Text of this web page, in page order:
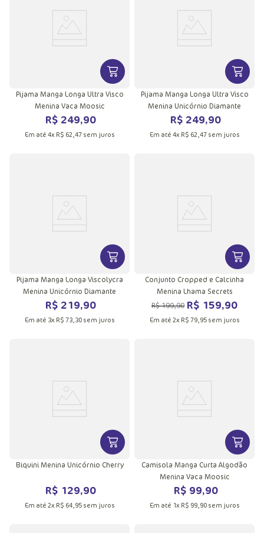
VER MAIS INFORMAÇÕES DO
Pijama Manga Longa Ultra Visco
Menina Vaca Moosic
R$ 249,90
Em até 4x R$ 62,47sem juros
VER
Pijama Manga Longa Ultra Visco
Menina Unicórnio Diamante
R$ 249,90
Em até 4x R$ 62,47sem juros
VER MAIS INFORMAÇÕES DO
Pijama Manga Longa Viscolycra
Menina Unicórnio Diamante
R$ 219,90
Em até 3x R$ 73,30sem juros
VER
Conjunto Cropped e Calcinha
Menina Lhama Secrets
R$199,90 R$ 159,90
Em até 2x R$ 79,95sem juros
VER MAIS INFORMAÇÕES DO
Biquini Menina Unicórnio Cherry
R$ 129,90
Em até 2x R$ 64,95sem juros
VER
Camisola Manga Curta Algodão
Menina Vaca Moosic
R$ 99,90
Em até 1x R$ 99,90sem juros